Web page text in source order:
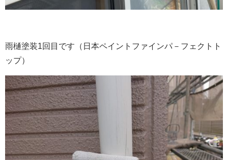
雨樋塗装1回目です（日本ペイントファインパ－フェクトト
ップ）